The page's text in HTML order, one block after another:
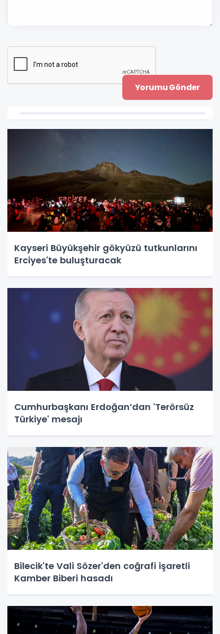
Kayseri Büyükşehir gökyüzü tutkunlarını
Erciyes'te buluşturacak
Cumhurbaşkanı Erdoğan’dan 'Terörsüz
Türkiye' mesajı
Bilecik'te Vali Sözer'den coğrafi işaretli
Kamber Biberi hasadı